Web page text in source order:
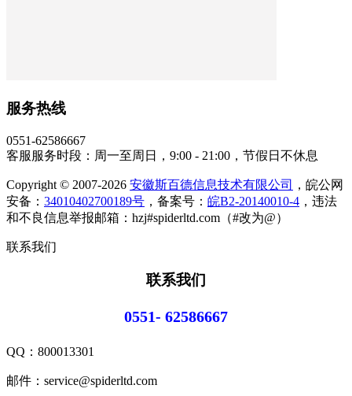
服务热线
0551-62586667
客服服务时段：周一至周日，9:00 - 21:00，节假日不休息
Copyright © 2007-2026 安徽斯百德信息技术有限公司
，皖公网
安备： 34010402700189号 ，备案号： 皖B2-20140010-4 ，违法
和不良信息举报邮箱：hzj#spiderltd.com（#改为@）
联系我们
联系我们
0551- 62586667
QQ： 800013301
邮件：service@spiderltd.com